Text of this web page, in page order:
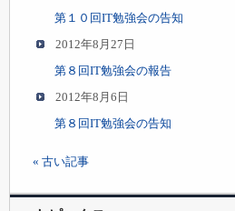
第１０回IT勉強会の告知
2012年8月27日
第８回IT勉強会の報告
2012年8月6日
第８回IT勉強会の告知
« 古い記事